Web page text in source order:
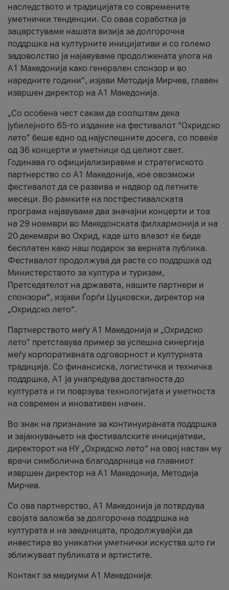
наследството и традицијата со современите
уметнички тенденции. Со оваа соработка ја
зацврстуваме нашата визија за долгорочна
поддршка на културните иницијативи и со големо
задоволство ја најавуваме продолжената улога на
A1 Македонија како генерален спонзор и во
наредните години“, изјави Методија Мирчев, главен
извршен директор на A1 Македонија.
„Со особена чест сакам да соопштам дека
јубилејното 65-то издание на фестивалот “Охридско
лето” беше едно од најуспешните досега, со повеќе
од 36 концерти и уметници од целиот свет.
Годинава го официјализиравме и стратегиското
партнерство со А1 Македонија, кое овозможи
фестивалот да се развива и надвор од летните
месеци. Во рамките на постфестивалската
програма најавуваме два значајни концерти и тоа
на 29 ноември во Македонската филхармонија и на
20 декември во Охрид, каде што влезот ќе биде
бесплатен како наш подарок за верната публика.
Фестивалот продолжува да расте со поддршка од
Министерството за култура и туризам,
Претседателот на државата, нашите партнери и
спонзори“, изјави Ѓорѓи Цуцковски, директор на
„Охридско лето“.
Партнерството меѓу A1 Македонија и „Охридско
лето“ претставува пример за успешна синергија
меѓу корпоративната одговорност и културната
традиција. Со финансиска, логистичка и техничка
поддршка, A1 ја унапредува достапноста до
културата и ги поврзува технологијата и уметноста
на современ и иновативен начин.
Во знак на признание за континуираната поддршка
и зајакнувањето на фестивалските иницијативи,
директорот на НУ „Охридско лето“ на овој настан му
врачи симболична благодарница на главниот
извршен директор на A1 Македонија, Методија
Мирчев.
Со ова партнерство, A1 Македонија ја потврдува
својата заложба за долгорочна поддршка на
културата и на заедницата, продолжувајќи да
инвестира во уникатни уметнички искуства што ги
зближуваат публиката и артистите.
Контакт за медиуми А1 Македонија: